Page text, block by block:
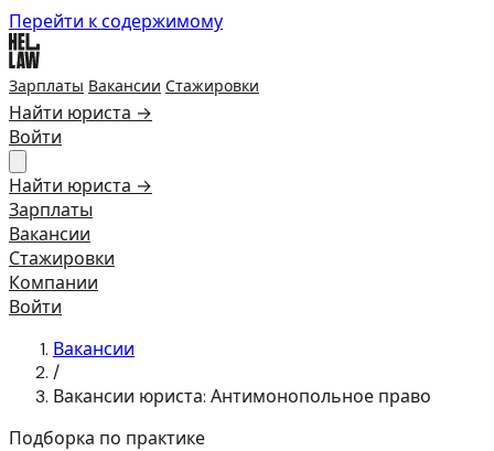
Перейти к содержимому
Зарплаты Вакансии Стажировки
Найти юриста →
Войти
Найти юриста →
Зарплаты
Вакансии
Стажировки
Компании
Войти
Вакансии
/
Вакансии юриста: Антимонопольное право
Подборка по практике